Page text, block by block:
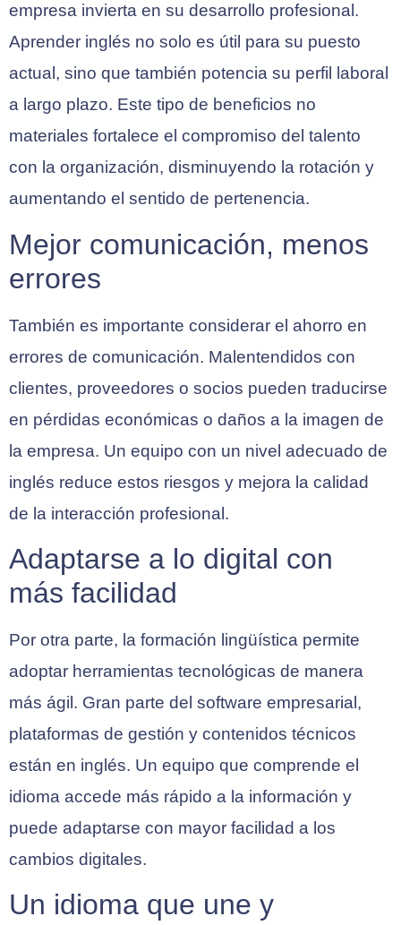
empresa invierta en su desarrollo profesional.
Aprender inglés no solo es útil para su puesto
actual, sino que también potencia su perfil laboral
a largo plazo. Este tipo de beneficios no
materiales fortalece el compromiso del talento
con la organización, disminuyendo la rotación y
aumentando el sentido de pertenencia.
Mejor comunicación, menos
errores
También es importante considerar el ahorro en
errores de comunicación. Malentendidos con
clientes, proveedores o socios pueden traducirse
en pérdidas económicas o daños a la imagen de
la empresa. Un equipo con un nivel adecuado de
inglés reduce estos riesgos y mejora la calidad
de la interacción profesional.
Adaptarse a lo digital con
más facilidad
Por otra parte, la formación lingüística permite
adoptar herramientas tecnológicas de manera
más ágil. Gran parte del software empresarial,
plataformas de gestión y contenidos técnicos
están en inglés. Un equipo que comprende el
idioma accede más rápido a la información y
puede adaptarse con mayor facilidad a los
cambios digitales.
Un idioma que une y